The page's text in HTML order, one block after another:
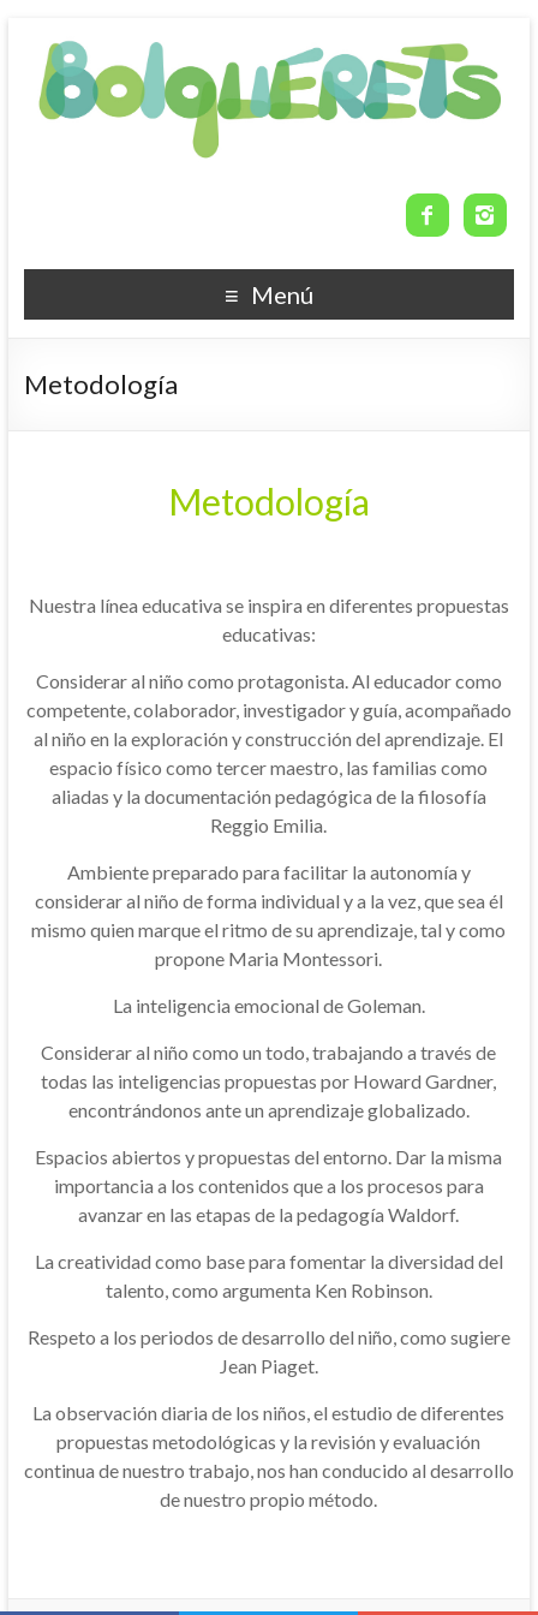
 
Menú
Metodología
Metodología
Nuestra línea educativa se inspira en diferentes propuestas
educativas:
Considerar al niño como protagonista. Al educador como
competente, colaborador, investigador y guía, acompañado
al niño en la exploración y construcción del aprendizaje. El
espacio físico como tercer maestro, las familias como
aliadas y la documentación pedagógica de la filosofía
Reggio Emilia.
Ambiente preparado para facilitar la autonomía y
considerar al niño de forma individual y a la vez, que sea él
mismo quien marque el ritmo de su aprendizaje, tal y como
propone Maria Montessori.
La inteligencia emocional de Goleman.
Considerar al niño como un todo, trabajando a través de
todas las inteligencias propuestas por Howard Gardner,
encontrándonos ante un aprendizaje globalizado.
Espacios abiertos y propuestas del entorno. Dar la misma
importancia a los contenidos que a los procesos para
avanzar en las etapas de la pedagogía Waldorf.
La creatividad como base para fomentar la diversidad del
talento, como argumenta Ken Robinson.
Respeto a los periodos de desarrollo del niño, como sugiere
Jean Piaget.
La observación diaria de los niños, el estudio de diferentes
propuestas metodológicas y la revisión y evaluación
continua de nuestro trabajo, nos han conducido al desarrollo
de nuestro propio método.